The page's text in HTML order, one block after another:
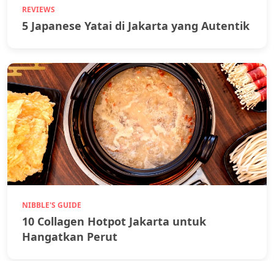
REVIEWS
5 Japanese Yatai di Jakarta yang Autentik
NIBBLE'S GUIDE
10 Collagen Hotpot Jakarta untuk
Hangatkan Perut